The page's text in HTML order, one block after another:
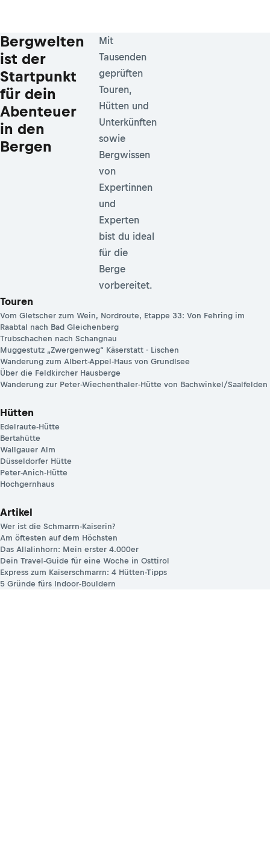
Bergwelten
ist der
Startpunkt
für dein
Abenteuer
in den
Bergen
Mit
Tausenden
geprüften
Touren,
Hütten und
Unterkünften
sowie
Bergwissen
von
Expertinnen
und
Experten
bist du ideal
für die
Berge
vorbereitet.
Touren
Vom Gletscher zum Wein, Nordroute, Etappe 33: Von Fehring im
Raabtal nach Bad Gleichenberg
Trubschachen nach Schangnau
Muggestutz „Zwergenweg“ Käserstatt - Lischen
Wanderung zum Albert-Appel-Haus von Grundlsee
Über die Feldkircher Hausberge
Wanderung zur Peter-Wiechenthaler-Hütte von Bachwinkel/Saalfelden
Hütten
Edelraute-Hütte
Bertahütte
Wallgauer Alm
Düsseldorfer Hütte
Peter-Anich-Hütte
Hochgernhaus
Artikel
Wer ist die Schmarrn-Kaiserin?
Am öftesten auf dem Höchsten
Das Allalinhorn: Mein erster 4.000er
Dein Travel-Guide für eine Woche in Osttirol
Express zum Kaiserschmarrn: 4 Hütten-Tipps
5 Gründe fürs Indoor-Bouldern